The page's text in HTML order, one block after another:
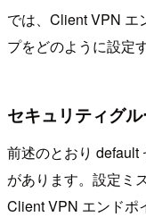
では、Client VPN エ
プをどのように設定
セキュリティグ
前述のとおり default
があります。設定ミ
Client VPN エンドポ